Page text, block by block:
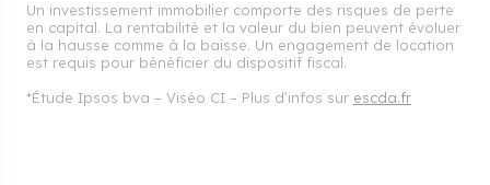
Un investissement immobilier comporte des risques de perte
en capital. La rentabilité et la valeur du bien peuvent évoluer
à la hausse comme à la baisse. Un engagement de location
est requis pour bénéficier du dispositif fiscal.
*Étude Ipsos bva – Viséo CI – Plus d’infos sur escda.fr